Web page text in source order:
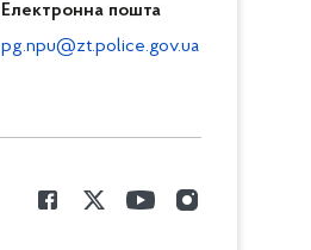
Електронна пошта
pg.npu@zt.police.gov.ua